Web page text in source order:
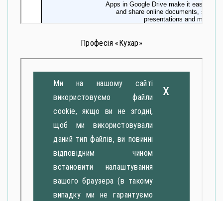
Професія «Кухар»
Ми на нашому сайті
використовуємо файли
cookie, якщо ви не згодні,
щоб ми використовували
даний тип файлів, ви повинні
відповідним чином
встановити налаштування
вашого браузера (в такому
випадку ми не гарантуємо
x